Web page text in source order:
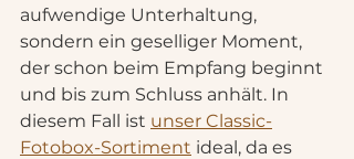
aufwendige Unterhaltung,
sondern ein geselliger Moment,
der schon beim Empfang beginnt
und bis zum Schluss anhält. In
diesem Fall ist unser Classic-
Fotobox-Sortiment ideal, da es